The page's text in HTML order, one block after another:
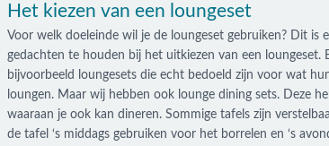
Het kiezen van een loungeset
Voor welk doeleinde wil je de loungeset gebruiken? Dit is
gedachten te houden bij het uitkiezen van een loungeset.
bijvoorbeeld loungesets die echt bedoeld zijn voor wat
loungen. Maar wij hebben ook lounge dining sets. Deze
waaraan je ook kan dineren. Sommige tafels zijn
de tafel ‘s middags gebruiken voor het borrelen en ‘s